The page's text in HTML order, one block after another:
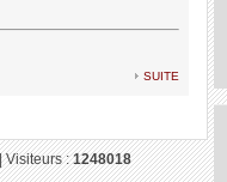
suite
Visiteurs :1248018